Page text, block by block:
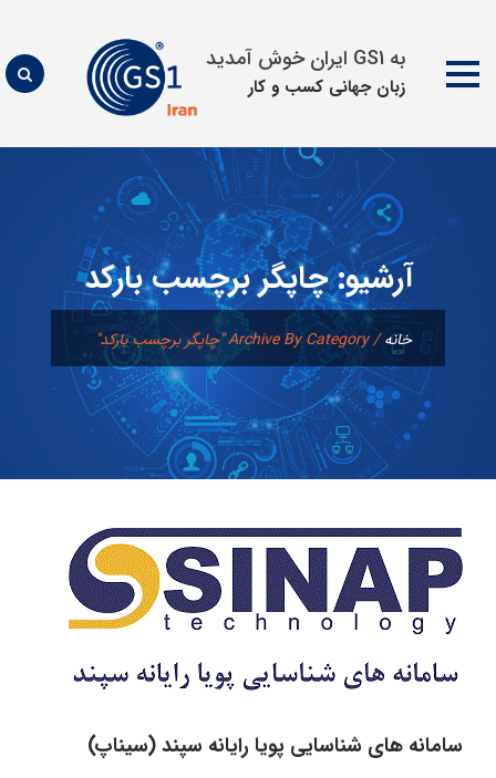
به GS1 ایران خوش آمدید
زبان جهانی كسب و كار
محتوا
آرشیو:چاپگر برچسب بارکد
خانه/Archive By Category "چاپگر برچسب بارکد"
سامانه های شناسایی پویا رایانه سپند (سیناپ)